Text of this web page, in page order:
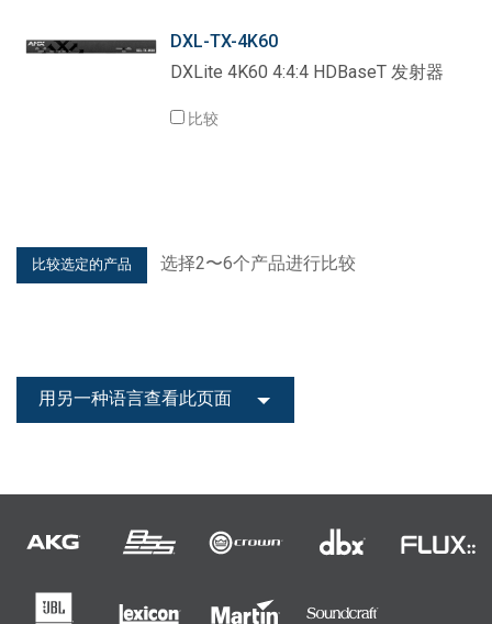
DXL-TX-4K60
DXLite 4K60 4:4:4 HDBaseT 发射器
比较
选择2〜6个产品进行比较
用另一种语言查看此页面